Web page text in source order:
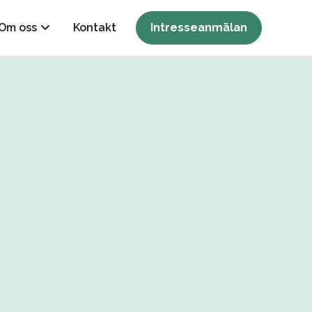
oss Kontakt Intresseanmälan